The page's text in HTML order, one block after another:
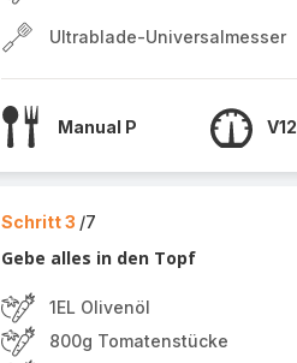
Ultrablade-Universalmesser
Manual P V12
Schritt 3 /7
Gebe alles in den Topf
1EL Olivenöl
800g Tomatenstücke